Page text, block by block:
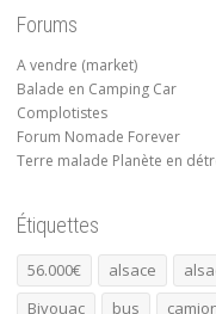
Forums
A vendre (market)
Balade en Camping Car
Complotistes
Forum Nomade Forever
Terre malade Planète en
Étiquettes
56.000€ alsace
Bivouac
bus